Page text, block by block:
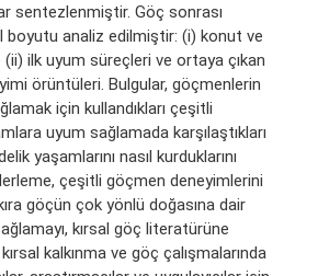
sentezlenmiştir. Göç sonrası
boyutu analiz edilmiştir: (i) konut ve
ilk uyum süreçleri ve ortaya çıkan
örüntüleri. Bulgular, göçmenlerin
için kullandıkları çeşitli
uyum sağlamada karşılaştıkları
yaşamlarını nasıl kurduklarını
çeşitli göçmen deneyimlerini
göçün çok yönlü doğasına dair
kırsal göç literatürüne
kalkınma ve göç çalışmalarında